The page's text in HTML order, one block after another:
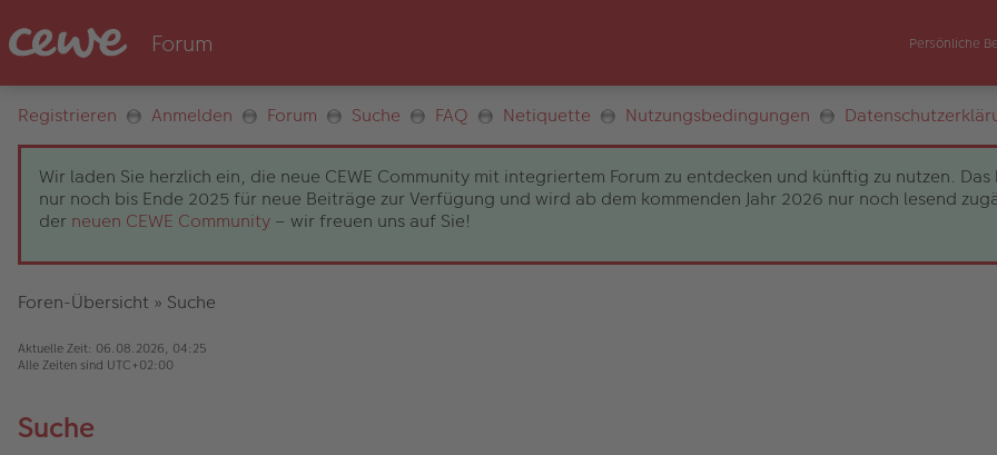
Persönliche
Registrieren Anmelden Forum Suche FAQ Netiquette Nutzungsbedingungen
Wir laden Sie herzlich ein, die neue CEWE Community mit integriertem Forum zu entdecken und künftig zu nutzen.
nur noch bis Ende 2025 für neue Beiträge zur Verfügung und wird ab dem kommenden Jahr 2026 nur noch lesend
der neuen CEWE Community – wir freuen uns auf Sie!
Foren-Übersicht » Suche
Aktuelle Zeit: 06.08.2026, 04:25
Alle Zeiten sind UTC+02:00
Suche